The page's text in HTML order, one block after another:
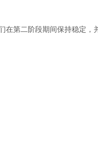
在第二阶段期间保持稳定，